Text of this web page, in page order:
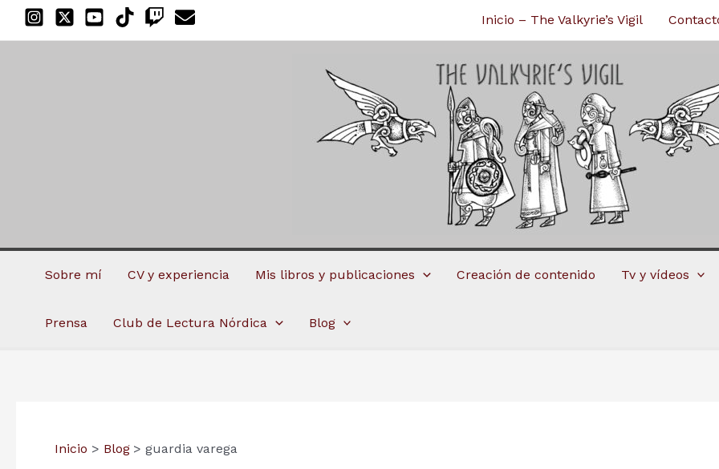
Inicio – The Valkyrie’s Vigil
Sobre mí CV y experiencia Mis libros y publicaciones Creación de contenido Tv y vídeos
Prensa Club de Lectura Nórdica Blog
Inicio Blog guardia varega